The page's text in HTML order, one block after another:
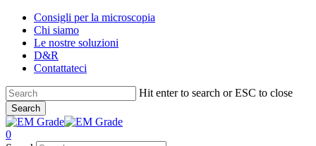
Skip
main
content
Consigli per la microscopia
Chi siamo
Le nostre soluzioni
D&R
Contattateci
Hit enter to search or ESC to close
Search
Close
Search
account
0